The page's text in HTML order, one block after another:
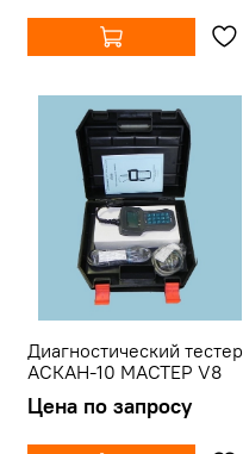
Диагностический тестер
АСКАН-10 МАСТЕР V8
Цена по запросу